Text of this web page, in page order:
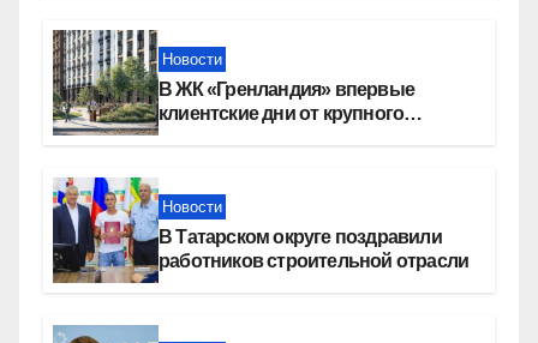
Новости
В ЖК «Гренландия» впервые
клиентские дни от крупного
Новости
В Татарском округе поздравили
работников строительной отрасли